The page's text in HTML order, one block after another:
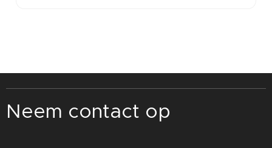
Neem contact op